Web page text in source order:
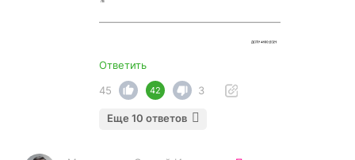
Ответить
45
42 3
Еще 10 ответов